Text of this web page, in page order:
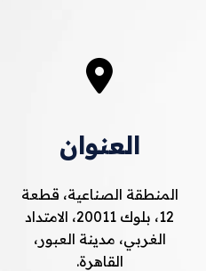
العنوان
المنطقة الصناعية، قطعة
12، بلوك 20011، الامتداد
الغربي، مدينة العبور،
القاهرة.